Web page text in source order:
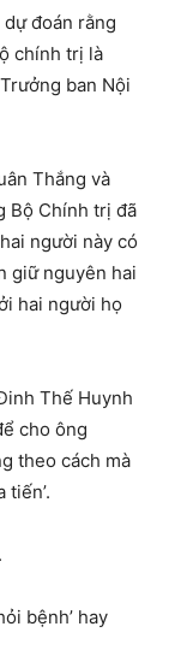
đoán rằng
chính trị là
ban Nội
Thắng và
Bộ Chính trị đã
người này có
giữ nguyên hai
hai người họ
Thế Huynh
cho ông
theo cách mà
bệnh’ hay